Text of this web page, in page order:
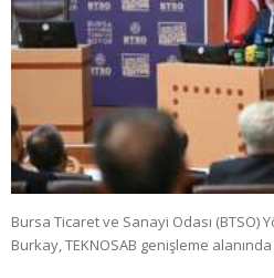
Bursa Ticaret ve Sanayi Odası (BTSO)
Burkay, TEKNOSAB genişleme